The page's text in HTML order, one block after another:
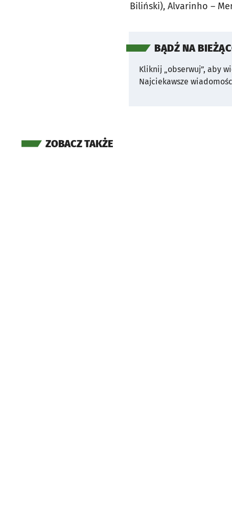
Biliński), Alvarinho –
BĄDŹ NA
Kliknij „obserwuj”, aby
Najciekawsze
ZOBACZ TAKŻE